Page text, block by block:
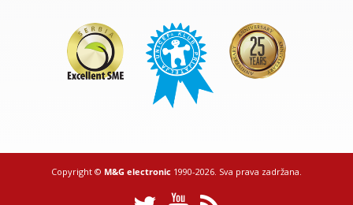
Copyright © M&G electronic 1990-2026. Sva prava zadržana.